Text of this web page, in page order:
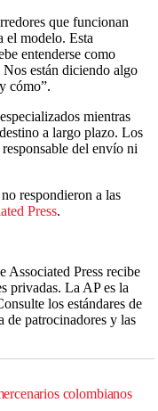
que funcionan
el modelo. Esta
entenderse como
están diciendo algo
cómo”.
mientras
a largo plazo. Los
del envío ni
respondieron a las
Press.
Associated Press recibe
privadas. La AP es la
los estándares de
de patrocinadores y las
colombianos